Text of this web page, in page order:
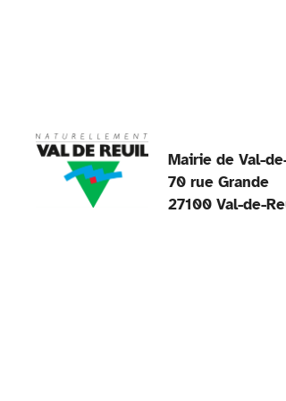
Mairie de Val-
70 rue Grande
27100 Val-de-